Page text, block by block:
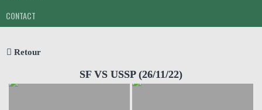
CONTACT
Retour
SF VS USSP (26/11/22)